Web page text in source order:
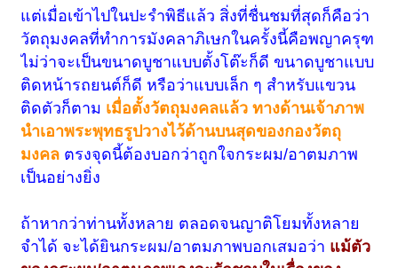
แต่เมื่อเข้าไปในปะรำพิธีแล้ว สิ่งที่ชื่นชมที่สุดก็คือว่า
วัตถุมงคลที่ทำการมังคลาภิเษกในครั้งนี้คือพญาครุฑ
ไม่ว่าจะเป็นขนาดบูชาแบบตั้งโต๊ะก็ดี ขนาดบูชาแบบ
ติดหน้ารถยนต์ก็ดี หรือว่าแบบเล็ก ๆ สำหรับแขวน
ติดตัวก็ตาม เมื่อตั้งวัตถุมงคลแล้ว ทางด้านเจ้าภาพ
นำเอาพระพุทธรูปวางไว้ด้านบนสุดของกองวัตถุ
มงคล ตรงจุดนี้ต้องบอกว่าถูกใจกระผม/อาตมภาพ
เป็นอย่างยิ่ง
ถ้าหากว่าท่านทั้งหลาย ตลอดจนญาติโยมทั้งหลาย
จำได้ จะได้ยินกระผม/อาตมภาพบอกเสมอว่า แม้ตัว